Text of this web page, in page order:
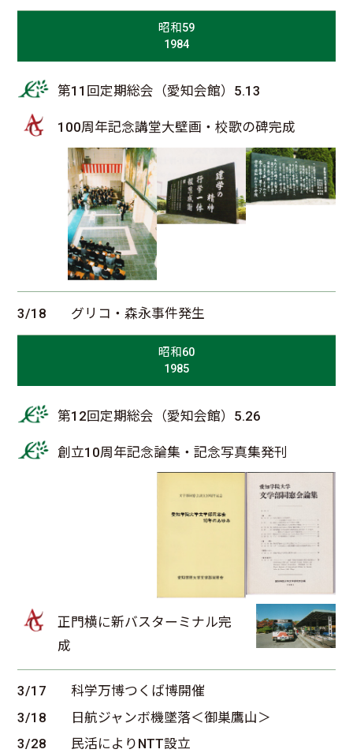
昭和59
1984
第11回定期総会（愛知会館）5.13
100周年記念講堂大壁画・校歌の碑完成
3/18 グリコ・森永事件発生
昭和60
1985
第12回定期総会（愛知会館）5.26
創立10周年記念論集・記念写真集発刊
正門横に新バスターミナル完
成
3/17
科学万博つくば博開催
3/18
日航ジャンボ機墜落＜御巣鷹山＞
3/28
民活によりNTT設立